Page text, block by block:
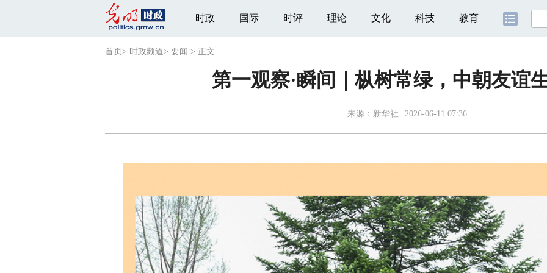
时政 国际 时评 理论 文化 科技 教育
首页 > 时政频道> 要闻 > 正文
第一观察·瞬间｜枞树常绿，中朝友谊
来源： 新华社 2026-06-11 07:36